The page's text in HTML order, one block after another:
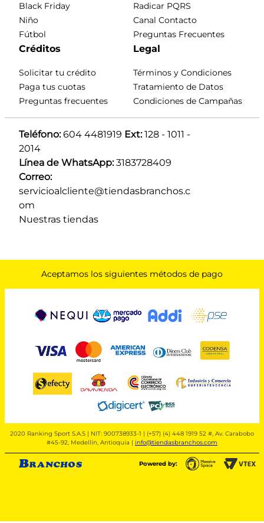
Black Friday
Niño
Fútbol
Radicar PQRS
Canal Contacto
Preguntas Frecuentes
Créditos
Solicitar tu crédito
Paga tus cuotas
Preguntas frecuentes
Legal
Términos y Condiciones
Tratamiento de Datos
Condiciones de Campañas
Teléfono: 604 4481919 Ext: 128 - 1011 -
2014
Línea de WhatsApp: 3183728409
Correo:
servicioalcliente@tiendasbranchos.c
om
Nuestras tiendas
Aceptamos los siguientes métodos de pago
2020 Ranking Sport S.A.S | NIT: 900738933-1 | (+57) (4) 448 1919 52 #, Av. Carabobo
#45-92, Medellín, Antioquia | info@tiendasbranchos.com
Powered by: